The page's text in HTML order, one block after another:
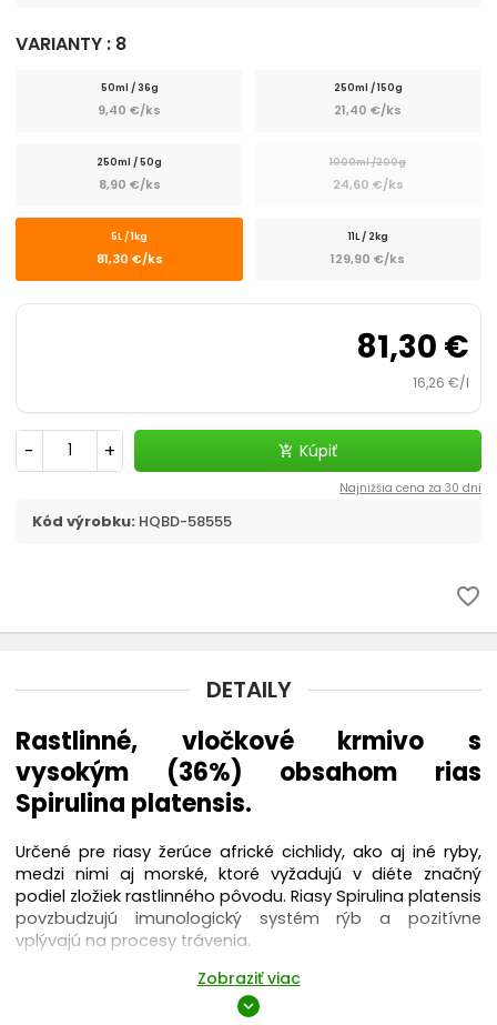
Poter a mladé ryby
Zlaté rybky
VARIANTY : 8
50ml / 36g
9,40 €/ks
250ml / 150g
21,40 €/ks
250ml / 50g
8,90 €/ks
1000ml /200g
24,60 €/ks
5L / 1kg
81,30 €/ks
11L / 2kg
129,90 €/ks
81,30 €
16,26 €/l
- + add_shopping_cart Kúpiť
Najnižšia cena za 30 dní
Kód výrobku: HQBD-58555
favorite_border
DETAILY
Rastlinné, vločkové krmivo s
vysokým (36%) obsahom rias
Spirulina platensis.
Určené pre riasy žerúce africké cichlidy, ako aj iné ryby,
medzi nimi aj morské, ktoré vyžadujú v diéte značný
podiel zložiek rastlinného pôvodu. Riasy Spirulina platensis
povzbudzujú imunologický systém rýb a pozitívne
vplývajú na procesy trávenia.
Sú zdrojom nenasýtených mastných kyselín,
ľahkoosvojiteľnýh bielkovín bohatých na exogénne
Zobraziť viac
expand_more